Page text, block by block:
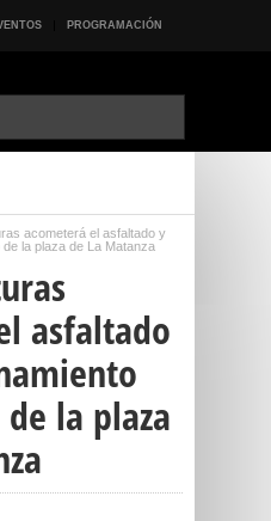
PROGRAMACIÓN
acometerá el asfaltado y
la plaza de La Matanza
asfaltado
la plaza